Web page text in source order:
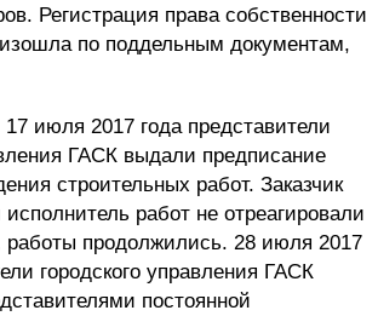
Регистрация права собственности
по поддельным документам,
17 июля 2017 года представители
ГАСК выдали предписание
строительных работ. Заказчик
исполнитель работ не отреагировали
работы продолжились. 28 июля 2017
городского управления ГАСК
постоянной